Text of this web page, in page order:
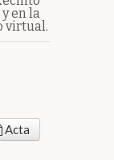
en la
virtual.
Acta